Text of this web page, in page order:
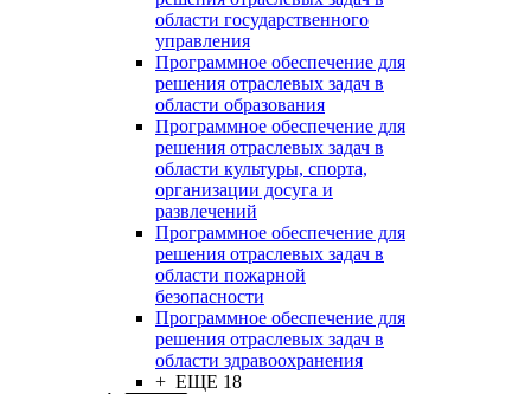
области государственного
управления
Программное обеспечение для
решения отраслевых задач в
области образования
Программное обеспечение для
решения отраслевых задач в
области культуры, спорта,
организации досуга и
развлечений
Программное обеспечение для
решения отраслевых задач в
области пожарной
безопасности
Программное обеспечение для
решения отраслевых задач в
области здравоохранения
+ ЕЩЕ 18